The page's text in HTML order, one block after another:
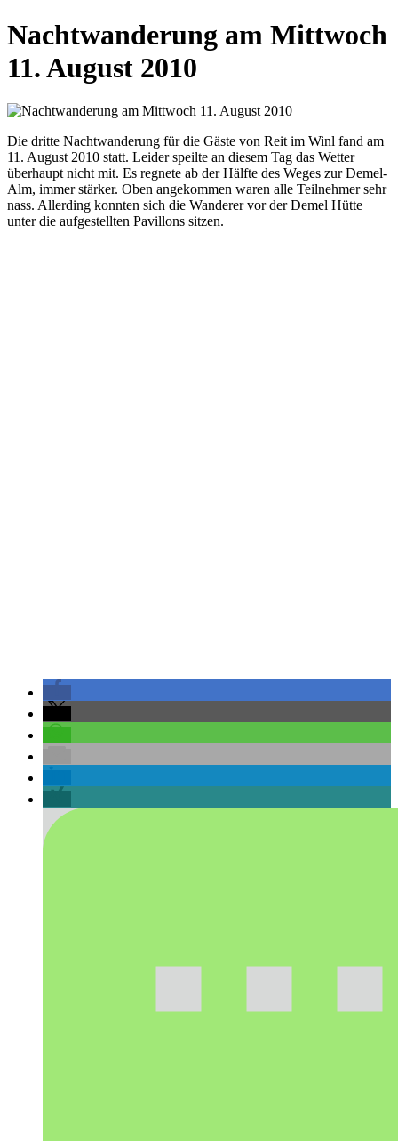
Nachtwanderung am Mittwoch
11. August 2010
Die dritte Nachtwanderung für die Gäste von Reit im Winl fand am
11. August 2010 statt. Leider speilte an diesem Tag das Wetter
überhaupt nicht mit. Es regnete ab der Hälfte des Weges zur Demel-
Alm, immer stärker. Oben angekommen waren alle Teilnehmer sehr
nass. Allerding konnten sich die Wanderer vor der Demel Hütte
unter die aufgestellten Pavillons sitzen.